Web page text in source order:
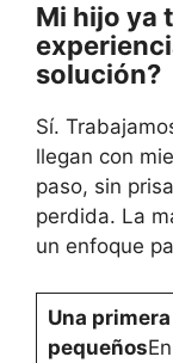
Mi hijo ya
solución?
Sí.
llegan con
paso, sin
perdida. La
un enfoque
Una
pequeños